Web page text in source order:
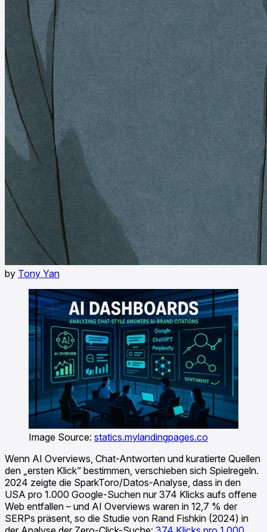
by Tony Yan
Image Source: statics.mylandingpages.co
Wenn AI Overviews, Chat-Antworten und kuratierte Quellen
den „ersten Klick“ bestimmen, verschieben sich Spielregeln.
2024 zeigte die SparkToro/Datos-Analyse, dass in den
USA pro 1.000 Google-Suchen nur 374 Klicks aufs offene
Web entfallen – und AI Overviews waren in 12,7 % der
SERPs präsent, so die Studie von Rand Fishkin (2024) in